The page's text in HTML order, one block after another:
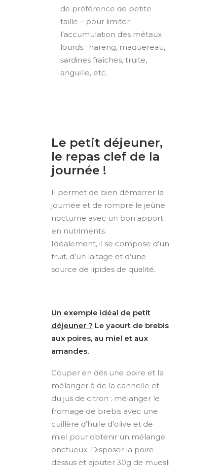
de préférence de petite
taille – pour limiter
l’accumulation des métaux
lourds : hareng, maquereau,
sardines fraîches, truite,
anguille, etc.
Le petit déjeuner,
le repas clef de la
journée !
Il permet de bien démarrer la
journée et de rompre le jeûne
nocturne avec un bon apport
en nutriments.
Idéalement, il se compose d’un
fruit, d’un laitage et d’une
source de lipides de qualité.
Un exemple idéal de petit
déjeuner ? Le yaourt de brebis
aux poires, au miel et aux
amandes.
Couper en dés une poire et la
mélanger à de la cannelle et
du jus de citron ; mélanger le
fromage de brebis avec une
cuillère d’huile d’olive et de
miel pour obtenir un mélange
onctueux. Disposer la poire
dessus et ajouter 30g de muesli